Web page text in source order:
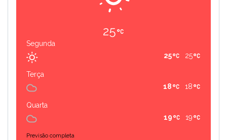
25
Segunda
25
25
Terça
18
18
Quarta
19
19
Previsão completa